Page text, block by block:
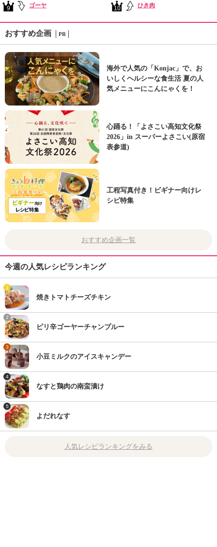
9 ゴーヤ 10 ひき肉
おすすめ企画 PR
海外で人気の「Konjac」で、お
いしくヘルシーな食生活 夏の人
気メニューにこんにゃくを！
心踊る！「よさこい高知文化祭
2026」in スーパーよさこい(原宿
表参道)
工程写真付き！ビギナー向けレ
シピ特集
おすすめ企画一覧
今週の人気レシピランキング
1
焼きトマトチーズチキン
2
ピリ辛ゴーヤーチャンプルー
3
小豆ミルクのアイスキャンデー
4
なすと鶏肉の南蛮漬け
5
よだれなす
人気レシピランキングをみる